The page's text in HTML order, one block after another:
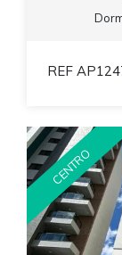
REF
CENTRO